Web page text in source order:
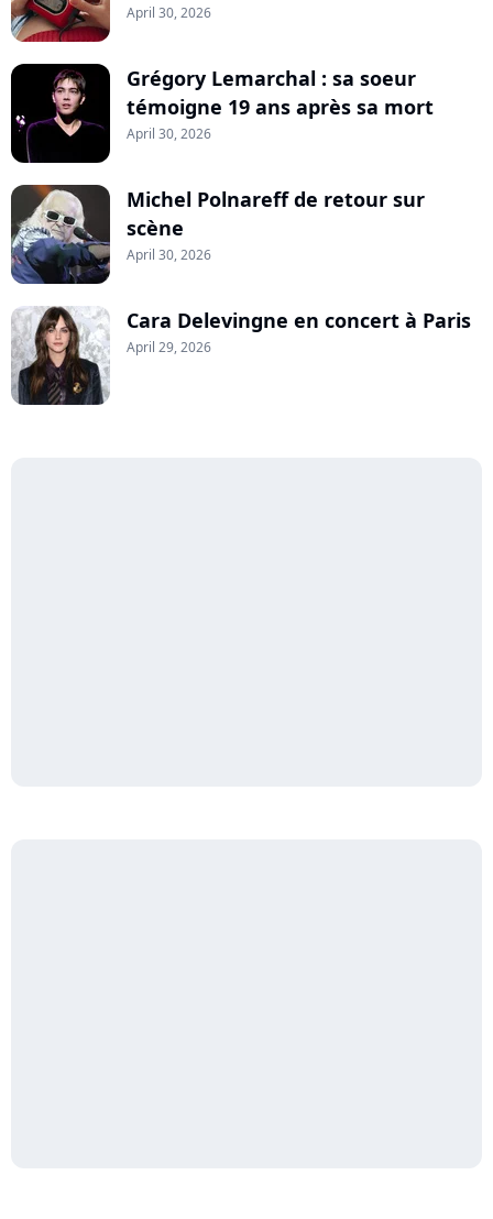
April 30, 2026
Grégory Lemarchal : sa soeur
témoigne 19 ans après sa mort
April 30, 2026
Michel Polnareff de retour sur
scène
April 30, 2026
Cara Delevingne en concert à Paris
April 29, 2026